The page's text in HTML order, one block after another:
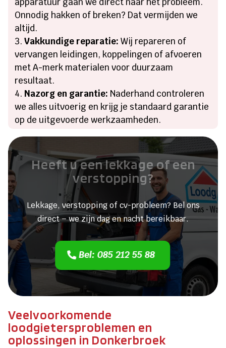
Onnodig hakken of breken? Dat vermijden we
altijd.
Vakkundige reparatie: Wij repareren of
vervangen leidingen, koppelingen of afvoeren
met A-merk materialen voor duurzaam
resultaat.
Nazorg en garantie: Naderhand controleren
we alles uitvoerig en krijg je standaard garantie
op de uitgevoerde werkzaamheden.
Heeft u een lekkage of een
verstopping?
Lekkage, verstopping of cv-probleem? Bel ons
direct – we zijn dag en nacht bereikbaar.
Bel: 085 212 55 88
Veelvoorkomende
loodgietersproblemen en
oplossingen in Donkerbroek